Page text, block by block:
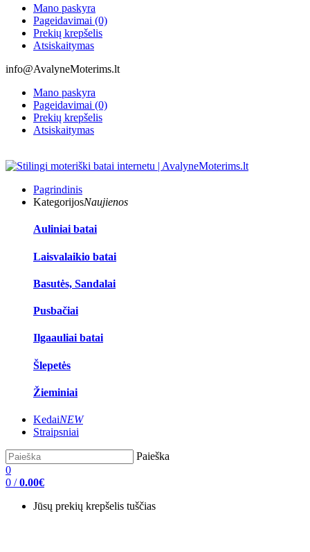
Mano paskyra
Pageidavimai (0)
Prekių krepšelis
Atsiskaitymas
info@AvalyneMoterims.lt
Mano paskyra
Pageidavimai (0)
Prekių krepšelis
Atsiskaitymas
Pagrindinis
KategorijosNaujienos
Auliniai batai
Laisvalaikio batai
Basutės, Sandalai
Pusbačiai
Ilgaauliai batai
Šlepetės
Žieminiai
KedaiNEW
Straipsniai
Paieška
0
0 / 0.00€
Jūsų prekių krepšelis tuščias